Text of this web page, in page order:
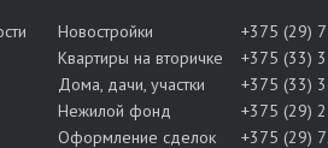
Новостройки
+375 (29)
Квартиры на вторичке
+375 (33)
Дома, дачи, участки
+375 (33)
Нежилой фонд
+375 (29)
Оформление сделок
+375 (29)